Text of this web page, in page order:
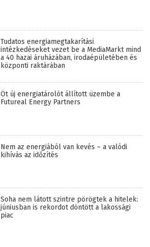
Tudatos energiamegtakarítási
intézkedéseket vezet be a MediaMarkt mind
a 40 hazai áruházában, irodaépületében és
központi raktárában
Öt új energiatárolót állított üzembe a
Futureal Energy Partners
Nem az energiából van kevés – a valódi
kihívás az időzítés
Soha nem látott szintre pörögtek a hitelek:
júniusban is rekordot döntött a lakossági
piac